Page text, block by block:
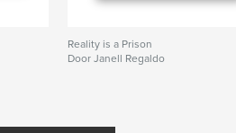
Reality is a Prison
Door Janell Regaldo